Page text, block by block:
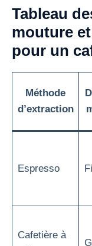
Tableau
mouture
pour un
Méthode
d’extraction
Espresso
Cafetière à